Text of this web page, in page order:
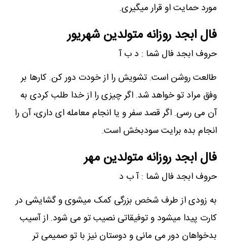
مورد حمایت او قرار میگیری.
فال ابجد روزانه متولدین شهریور
حروف ابجد فال شما : د ب آ
طالعت روشن است. تشویش را از خودت دور کن. کارها بر
وفق مراد تو خواهد شد. اگر چیزی را از خدا طلب کردی به
آن می رسی. اگر قصد سفر و یا انجام معامله ای داری، آن را
انجام بده برایت سودبخش است.
فال ابجد روزانه متولدین مهر
حروف ابجد فال شما : آ ب د
به زودی از طرف شخص بزرگی کمک میشوی و گشایشی در
کارت پیدا میشود و توفیقاتی نصیب تو می شود. از آسیب
بدخواهان دور می مانی و دوستان نیز با تو صمیمی تر